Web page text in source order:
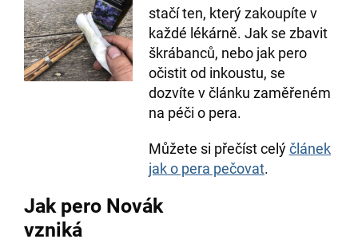
stačí ten, který zakoupíte v
každé lékárně. Jak se zbavit
škrábanců, nebo jak pero
očistit od inkoustu, se
dozvíte v článku zaměřeném
na péči o pera.
Můžete si přečíst celýčlánek
jak o pera pečovat.
Jak pero Novák
vzniká